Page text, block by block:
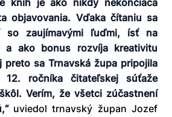
kníh je ako nikdy nekončiaca
objavovania. Vďaka čítaniu sa
so zaujímavými ľuďmi, ísť na
a ako bonus rozvíja kreativitu
preto sa Trnavská župa pripojila
ročníka čitateľskej súťaže
Verím, že všetci zúčastnení
uviedol trnavský župan Jozef